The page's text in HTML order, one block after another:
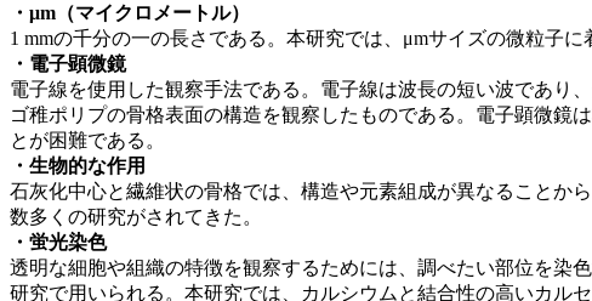
・ μm （マイクロメートル）
1 mmの千分の一の長さである。本研究では、μmサイズの微粒子
・ 電子顕微鏡
電子線を使用した観察手法である。電子線は波長の短い波であり
ゴ稚ポリプの骨格表面の構造を観察したものである。電子顕微鏡
とが困難である。
・ 生物的な作用
石灰化中心と繊維状の骨格では、構造や元素組成が異なることか
数多くの研究がされてきた。
・ 蛍光染色
透明な細胞や組織の特徴を観察するためには、調べたい部位を染
研究で⽤いられる。本研究では、カルシウムと結合性の⾼いカル